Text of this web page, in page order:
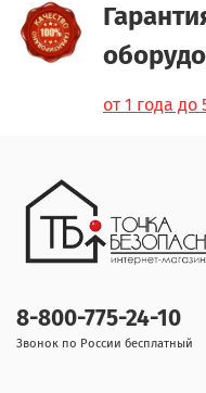
от 1 года до
8-800-775-24-10
Звонок по России бесплатный